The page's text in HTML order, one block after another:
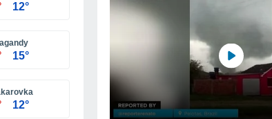
12°
15°
12°